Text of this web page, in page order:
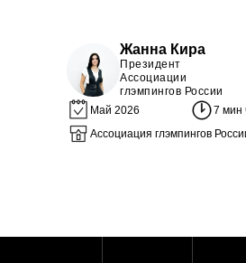
Жанна Кира
Президент
Ассоциации
глэмпингов России
Май 2026
7 мин
Ассоциация глэмпингов
+17%
РОСТ
ПОИСКОВЫХ
25–30%
БРОНИРОВАНИЙ